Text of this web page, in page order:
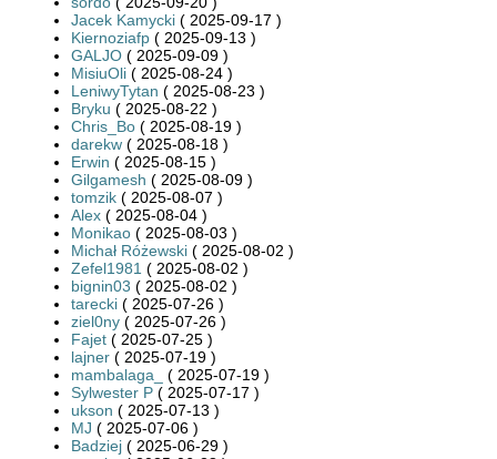
Jacek Kamycki ( 2025-09-17 )
Kiernoziafp ( 2025-09-13 )
GALJO ( 2025-09-09 )
MisiuOli ( 2025-08-24 )
LeniwyTytan ( 2025-08-23 )
Bryku ( 2025-08-22 )
Chris_Bo ( 2025-08-19 )
darekw ( 2025-08-18 )
Erwin ( 2025-08-15 )
Gilgamesh ( 2025-08-09 )
tomzik ( 2025-08-07 )
Alex ( 2025-08-04 )
Monikao ( 2025-08-03 )
Michał Różewski ( 2025-08-02 )
Zefel1981 ( 2025-08-02 )
bignin03 ( 2025-08-02 )
tarecki ( 2025-07-26 )
ziel0ny ( 2025-07-26 )
Fajet ( 2025-07-25 )
lajner ( 2025-07-19 )
mambalaga_
( 2025-07-19 )
Sylwester P ( 2025-07-17 )
ukson ( 2025-07-13 )
MJ ( 2025-07-06 )
Badziej ( 2025-06-29 )